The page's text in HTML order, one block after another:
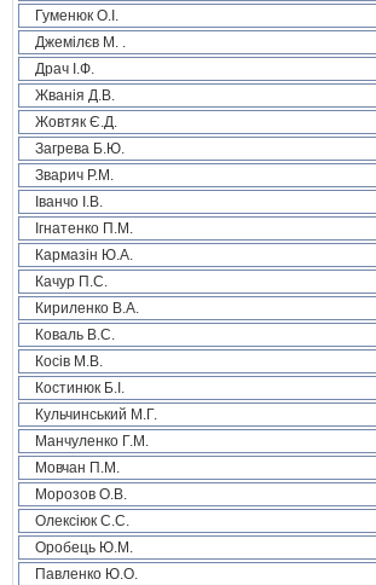
Гуменюк О.І.
Джемілєв М. .
Драч І.Ф.
Жванія Д.В.
Жовтяк Є.Д.
Загрева Б.Ю.
Зварич Р.М.
Іванчо І.В.
Ігнатенко П.М.
Кармазін Ю.А.
Качур П.С.
Кириленко В.А.
Коваль В.С.
Косів М.В.
Костинюк Б.І.
Кульчинський М.Г.
Манчуленко Г.М.
Мовчан П.М.
Морозов О.В.
Олексіюк С.С.
Оробець Ю.М.
Павленко Ю.О.